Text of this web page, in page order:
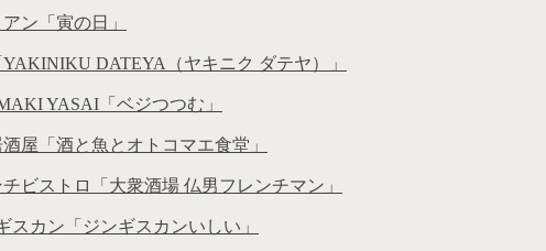
ン「寅の日」
DATEYA（ヤキニク ダテヤ）」
YASAI「ベジつつむ」
屋「酒と魚とオトコマエ食堂」
ビストロ「大衆酒場 仏男フレンチマン」
スカン「ジンギスカンいしい」